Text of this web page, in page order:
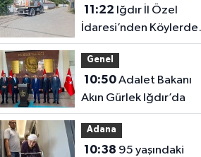
11:22
İdaresi’nden Köylerde
Temizlik Seferberliği:
“Daha Yaşanabilir Çevre
İçin Sahadayız”
Genel
10:50Adalet Bakanı
Akın Gürlek Iğdır’da
Adana
10:38